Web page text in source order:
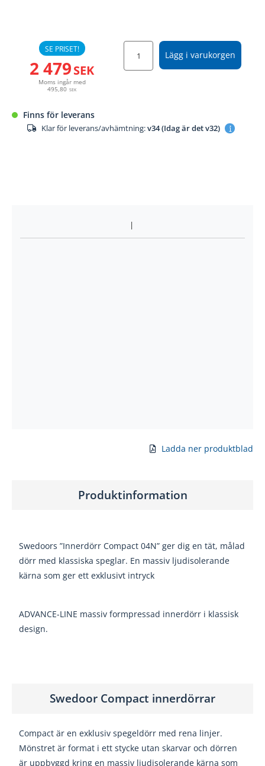
Lägg i varukorgen
SE PRISET!
2 479SEK
Moms ingår med
495,80 SEK
Finns för leverans
Klar för leverans/avhämtning:v34 (Idag är det v32)
Ladda ner produktblad
Produktinformation
Swedoors ”Innerdörr Compact 04N” ger dig en tät, målad
dörr med klassiska speglar. En massiv ljudisolerande
kärna som ger ett exklusivt intryck
ADVANCE-LINE massiv formpressad innerdörr i klassisk
design.
Swedoor Compact innerdörrar
Compact är en exklusiv spegeldörr med rena linjer.
Mönstret är format i ett stycke utan skarvar och dörren
är uppbyggd kring en massiv ljudisolerande kärna som